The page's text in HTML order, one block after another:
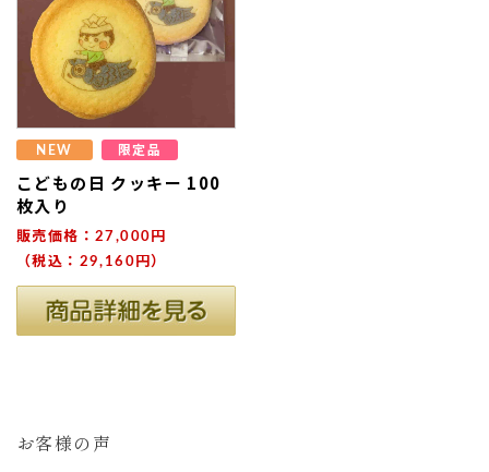
NEW 限定品
こどもの日 クッキー 100
枚入り
販売価格：27,000円
（税込：29,160円）
お客様の声